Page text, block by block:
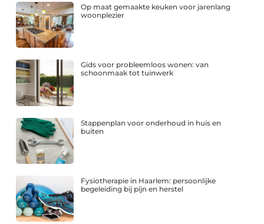
Op maat gemaakte keuken voor jarenlang
woonplezier
Gids voor probleemloos wonen: van
schoonmaak tot tuinwerk
Stappenplan voor onderhoud in huis en
buiten
Fysiotherapie in Haarlem: persoonlijke
begeleiding bij pijn en herstel